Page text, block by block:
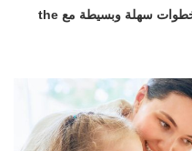
طريقة غسل الشعر مع ضفائر الرستا بخطوات سهلة وبسيطة مع the